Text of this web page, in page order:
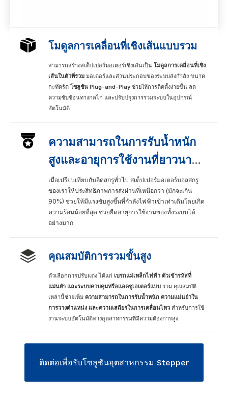
โมดูลการเคลื่อนที่เชิงเส้นแบบรวม
สามารถสร้างสเต็ปเปอร์มอเตอร์เชิงเส้นเป็นโมดูลการเคลื่อนที่เชิง
เส้นในตัวที่รวมมอเตอร์และส่วนประกอบของระบบส่งกำลัง ขนาด
กะทัดรัดโซลูชัน Plug-and-Playช่วยให้การติดตั้งง่ายขึ้น ลด
ความซับซ้อนทางกลไก และปรับปรุงการรวมระบบในอุปกรณ์
อัตโนมัติ
ความสามารถในการรับน้ำหนัก
สูงและอายุการใช้งานที่ยาวนาน
ขึ้น
เมื่อเปรียบเทียบกับลีดสกรูทั่วไป สเต็ปเปอร์มอเตอร์บอลสกรู
ของเราให้ประสิทธิภาพการส่งผ่านที่เหนือกว่า (มักจะเกิน
90%) ช่วยให้มีแรงขับสูงขึ้นที่กำลังไฟฟ้าเข้าเท่าเดิมโดยเกิด
ความร้อนน้อยที่สุด ช่วยยืดอายุการใช้งานของทั้งระบบได้
อย่างมาก
คุณสมบัติการรวมขั้นสูง
ตัวเลือกการปรับแต่ง ได้แก่ เบรกแม่เหล็กไฟฟ้า ตัวเข้ารหัสที่
แม่นยำ และระบบควบคุมหรือแอคชูเอเตอร์แบบรวม คุณสมบัติ
เหล่านี้ช่วยเพิ่ม ความสามารถในการรับน้ำหนัก ความแม่นยำใน
การวางตำแหน่ง และความเสถียรในการเคลื่อนไหวสำหรับการใช้
งานระบบอัตโนมัติทางอุตสาหกรรมที่มีความต้องการสูง
ติดต่อเพื่อรับโซลูชันอุตสาหกรรม Stepper